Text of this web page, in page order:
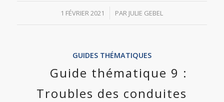
1 FÉVRIER 2021
/ PAR JULIE GEBEL
GUIDES THÉMATIQUES
Guide thématique 9 :
Troubles des conduites